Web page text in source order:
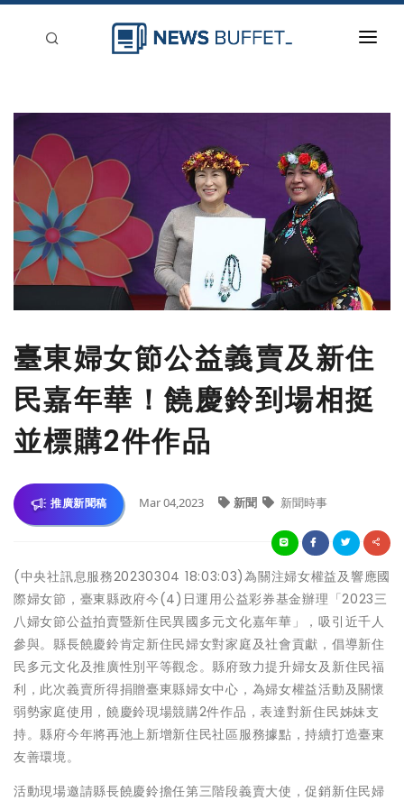
登入
臺東婦女節公益義賣及新住
民嘉年華！饒慶鈴到場相挺
並標購2件作品
推廣新聞稿 Mar 04,2023 新聞 新聞時事
(中央社訊息服務20230304 18:03:03)為關注婦女權益及響應國
際婦女節，臺東縣政府今(4)日運用公益彩券基金辦理「2023三
八婦女節公益拍賣暨新住民異國多元文化嘉年華」，吸引近千人
參與。縣長饒慶鈴肯定新住民婦女對家庭及社會貢獻，倡導新住
民多元文化及推廣性別平等觀念。縣府致力提升婦女及新住民福
利，此次義賣所得捐贈臺東縣婦女中心，為婦女權益活動及關懷
弱勢家庭使用，饒慶鈴現場競購2件作品，表達對新住民姊妹支
持。縣府今年將再池上新增新住民社區服務據點，持續打造臺東
友善環境。
活動現場邀請縣長饒慶鈴擔任第三階段義賣大使，促銷新住民婦